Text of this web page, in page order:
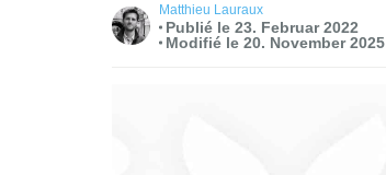
Matthieu Lauraux
Publié le 23. Februar 2022
Modifié le 20. November 2025